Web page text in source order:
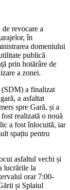
revocare a
în
domeniului
publică
prin hotărâre de
a zonei.
(SDM) a finalizat
a asfaltat
spre Gară, și a
realizată o nouă
a fost înlocuită, iar
spațiu pentru
asfaltul vechi și
lucrările la
orar 7:00-
și Splaiul